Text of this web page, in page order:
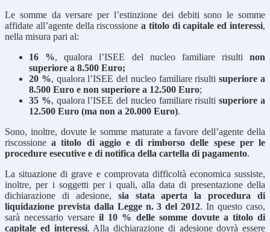
Le somme da versare per l’estinzione dei debiti sono le somme
affidate all’agente della riscossionea titolo di capitale ed interessi,
nella misura pari al:
16 %, qualora l’ISEE del nucleo familiare risulti non
superiore a 8.500 Euro;
20 %, qualora l’ISEE del nucleo familiare risultisuperiore a
8.500 Euro e non superiore a 12.500 Euro;
35 %, qualora l’ISEE del nucleo familiare risultisuperiore a
12.500 Euro (ma non a 20.000 Euro).
Sono, inoltre, dovute le somme maturate a favore dell’agente della
riscossione a titolo di aggio e di rimborso delle spese per le
procedure esecutive e di notifica della cartella di pagamento.
La situazione di grave e comprovata difficoltà economica sussiste,
inoltre, per i soggetti per i quali, alla data di presentazione della
dichiarazione di adesione, sia stata aperta la procedura di
liquidazione prevista dalla Legge n. 3 del 2012. In questo caso,
sarà necessario versareil 10 % delle somme dovute a titolo di
capitale ed interessi. Alla dichiarazione di adesione dovrà essere